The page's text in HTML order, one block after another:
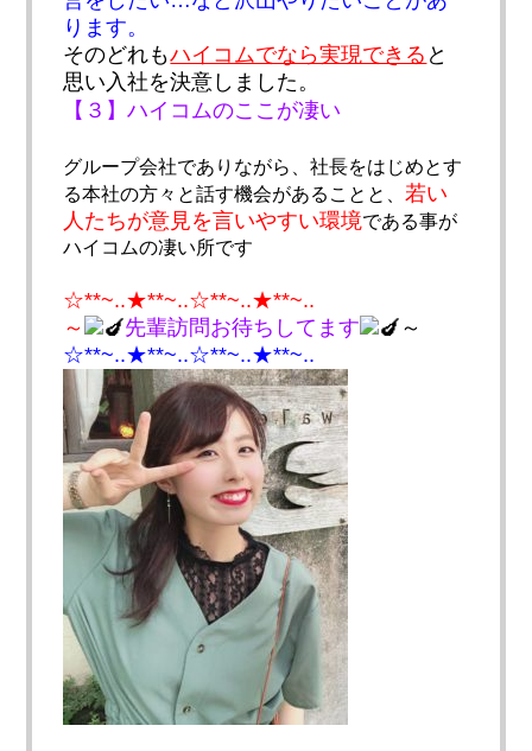
ります。
そのどれもハイコムでなら実現できる と
思い入社を決意しました。
【３】ハイコムのここが凄い
グループ会社でありながら、社長をはじめとす
る本社の方々と話す機会があることと、 若い
人たちが意見を言いやすい環境である事が
ハイコムの凄い所です
☆**~..★**~..☆**~..★**~..
～
先輩訪問お待ちしてます
～
☆**~..★**~..☆**~..★**~..